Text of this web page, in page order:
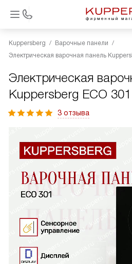
Kuppersberg
Варочные панели
Электрическая варочная панель
Электрическая
Kuppersberg ECO 301
3 отзыва